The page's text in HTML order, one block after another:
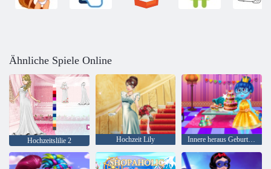
Ähnliche Spiele Online
Hochzeitslilie 2 Hochzeit Lily Innere heraus Geburtstagsfeier